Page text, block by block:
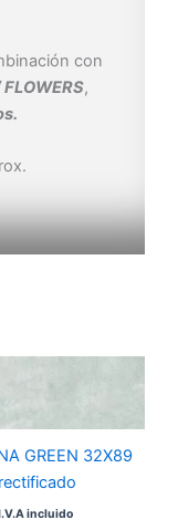
con
,
GREEN 32X89
incluido